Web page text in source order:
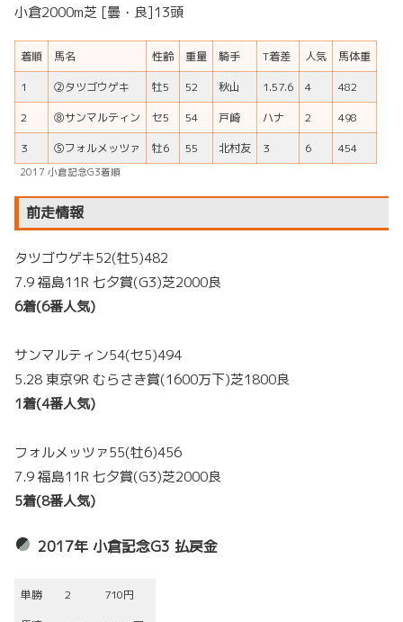
小倉2000m芝 [曇・良]13頭
着順 馬名 性齢 重量 騎手 T着差 人気
馬体重
1
②タツゴウゲキ 牡5 52 秋山 1.57.6 4
482
2
⑧サンマルティン セ5 54 戸崎 ハナ 2
498
3
⑤フォルメッツァ 牡6 55 北村友 3 6 454
2017 小倉記念G3着順
前走情報
タツゴウゲキ52(牡5)482
7.9 福島11R 七夕賞(G3)芝2000良
6着(6番人気)
サンマルティン54(セ5)494
5.28 東京9R むらさき賞(1600万下)芝1800良
1着(4番人気)
フォルメッツァ55(牡6)456
7.9 福島11R 七夕賞(G3)芝2000良
5着(8番人気)
2017年 小倉記念G3 払戻金
単勝 2
710円